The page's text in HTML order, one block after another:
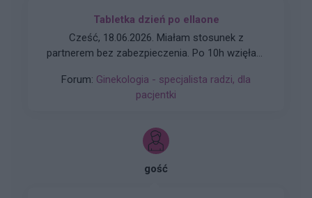
Tabletka dzień po ellaone
Cześć, 18.06.2026. Miałam stosunek z
partnerem bez zabezpieczenia. Po 10h wzięłam
miesiączki to 25/26 maja. Zwykle mam okres
5dni. Cykl 28 dni. Za 2 dni powinnam dostać
niepłodne. Czy jest spora szansa na ciążę,
bardzo się stresuje
Forum: Ginekologia - specjalista radzi, dla
pacjentki
gość